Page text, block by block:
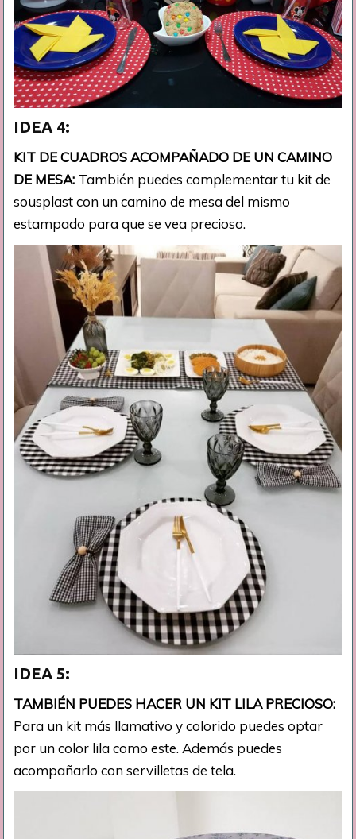
IDEA 4:
KIT DE CUADROS ACOMPAÑADO DE UN CAMINO
DE MESA: También puedes complementar tu kit de
sousplast con un camino de mesa del mismo
estampado para que se vea precioso.
IDEA 5:
TAMBIÉN PUEDES HACER UN KIT LILA PRECIOSO:
Para un kit más llamativo y colorido puedes optar
por un color lila como este. Además puedes
acompañarlo con servilletas de tela.